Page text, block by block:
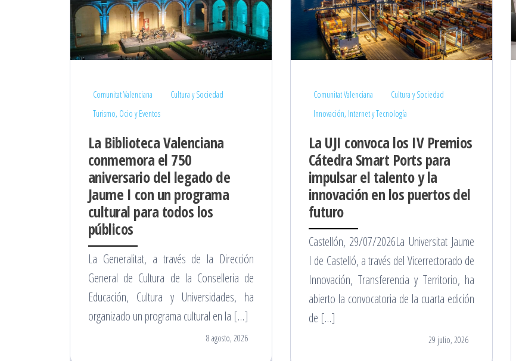
Comunitat Valenciana
Cultura y Sociedad
Turismo, Ocio y Eventos
La Biblioteca Valenciana
conmemora el 750
aniversario del legado de
Jaume I con un programa
cultural para todos los
públicos
La Generalitat, a través de la Dirección
General de Cultura de la Conselleria de
Educación, Cultura y Universidades, ha
organizado un programa cultural en la […]
8 agosto, 2026
Comunitat Valenciana
Cultura y Sociedad
Innovación, Internet y Tecnología
La UJI convoca los IV Premios
Cátedra Smart Ports para
impulsar el talento y la
innovación en los puertos del
futuro
Castellón, 29/07/2026La Universitat Jaume
I de Castelló, a través del Vicerrectorado de
Innovación, Transferencia y Territorio, ha
abierto la convocatoria de la cuarta edición
de […]
29 julio, 2026